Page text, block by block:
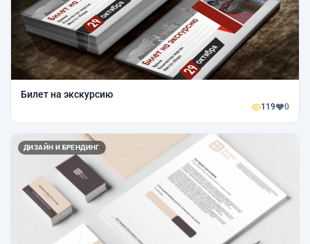
Билет на экскурсию
119 0
ДИЗАЙН И БРЕНДИНГ